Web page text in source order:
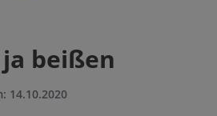
beißen
14.10.2020